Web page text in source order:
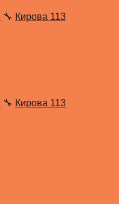
🔧 Кирова 113
🔧 Кирова 113